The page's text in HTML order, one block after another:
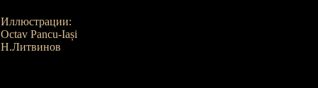
Иллюстрации:
Octav Pancu-Iași
Н.Литвинов